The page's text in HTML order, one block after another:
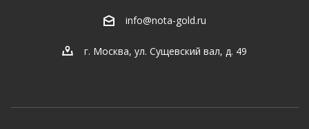
info@nota-gold.ru
г. Москва, ул. Сущевский вал, д. 49